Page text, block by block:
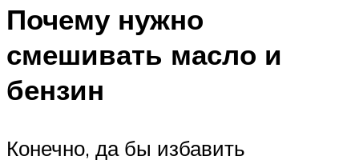
Почему нужно
смешивать масло и
бензин
Конечно, да бы избавить